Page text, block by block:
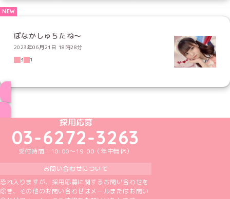
ぽなかしゅちたね〜
2023年06月21日 18時28分
3
1
めいどりーみんTikTok公式アカウント
めいどりーみんX公式アカウント
めいどりーみんInstagram公式アカウント
めいどりーみんFacebook公式アカウン
めいどりーみんYouTube公式アカ
採用応募
03-6272-3263
受付時間：10:00～19:00（年中無休）
お問い合わせについて
恐れ入りますが、採用応募に関するお問い合わせを
除き、その他のお問い合わせはメールまたはお問い